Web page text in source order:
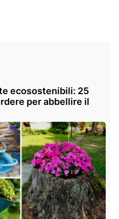
ecosostenibili: 25
per abbellire il